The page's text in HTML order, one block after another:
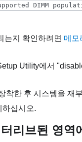
DIMM
는지 확인하려면 메모
Utility에서
착한 후 시스템을 재
하십시오.
리브된 영역